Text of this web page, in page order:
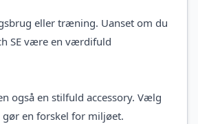
eller træning. Uanset om du
SE være en værdifuld
også en stilfuld accessory. Vælg
en forskel for miljøet.